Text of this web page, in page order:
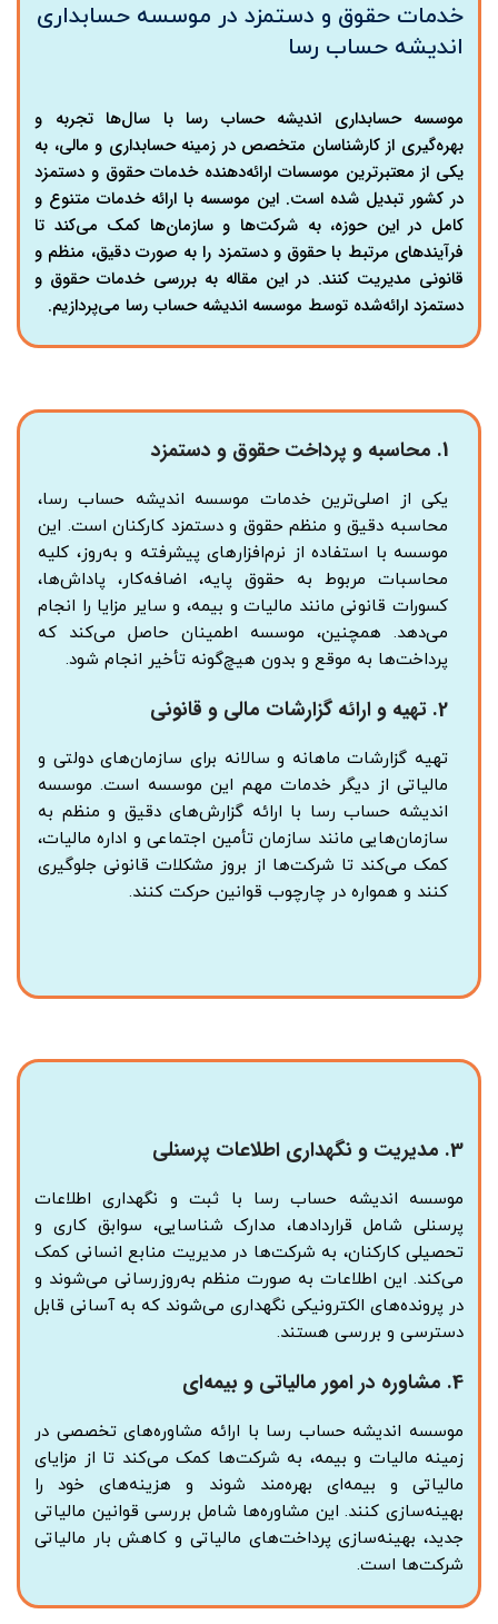
خدمات حقوق و دستمزد در موسسه حسابداری
اندیشه حساب رسا
موسسه حسابداری اندیشه حساب رسا با سال‌ها تجربه و
بهره‌گیری از کارشناسان متخصص در زمینه حسابداری و مالی، به
یکی از معتبرترین موسسات ارائه‌دهنده خدمات حقوق و دستمزد
در کشور تبدیل شده است. این موسسه با ارائه خدمات متنوع و
کامل در این حوزه، به شرکت‌ها و سازمان‌ها کمک می‌کند تا
فرآیندهای مرتبط با حقوق و دستمزد را به صورت دقیق، منظم و
قانونی مدیریت کنند. در این مقاله به بررسی خدمات حقوق و
دستمزد ارائه‌شده توسط موسسه اندیشه حساب رسا می‌پردازیم.
1. محاسبه و پرداخت حقوق و دستمزد
یکی از اصلی‌ترین خدمات موسسه اندیشه حساب رسا،
محاسبه دقیق و منظم حقوق و دستمزد کارکنان است. این
موسسه با استفاده از نرم‌افزارهای پیشرفته و به‌روز، کلیه
محاسبات مربوط به حقوق پایه، اضافه‌کار، پاداش‌ها،
کسورات قانونی مانند مالیات و بیمه، و سایر مزایا را انجام
می‌دهد. همچنین، موسسه اطمینان حاصل می‌کند که
پرداخت‌ها به موقع و بدون هیچ‌گونه تأخیر انجام شود.
2. تهیه و ارائه گزارشات مالی و قانونی
تهیه گزارشات ماهانه و سالانه برای سازمان‌های دولتی و
مالیاتی از دیگر خدمات مهم این موسسه است. موسسه
اندیشه حساب رسا با ارائه گزارش‌های دقیق و منظم به
سازمان‌هایی مانند سازمان تأمین اجتماعی و اداره مالیات،
کمک می‌کند تا شرکت‌ها از بروز مشکلات قانونی جلوگیری
کنند و همواره در چارچوب قوانین حرکت کنند.
3. مدیریت و نگهداری اطلاعات پرسنلی
موسسه اندیشه حساب رسا با ثبت و نگهداری اطلاعات
پرسنلی شامل قراردادها، مدارک شناسایی، سوابق کاری و
تحصیلی کارکنان، به شرکت‌ها در مدیریت منابع انسانی کمک
می‌کند. این اطلاعات به صورت منظم به‌روزرسانی می‌شوند و
در پرونده‌های الکترونیکی نگهداری می‌شوند که به آسانی قابل
دسترسی و بررسی هستند.
4. مشاوره در امور مالیاتی و بیمه‌ای
موسسه اندیشه حساب رسا با ارائه مشاوره‌های تخصصی در
زمینه مالیات و بیمه، به شرکت‌ها کمک می‌کند تا از مزایای
مالیاتی و بیمه‌ای بهره‌مند شوند و هزینه‌های خود را
بهینه‌سازی کنند. این مشاوره‌ها شامل بررسی قوانین مالیاتی
جدید، بهینه‌سازی پرداخت‌های مالیاتی و کاهش بار مالیاتی
شرکت‌ها است.